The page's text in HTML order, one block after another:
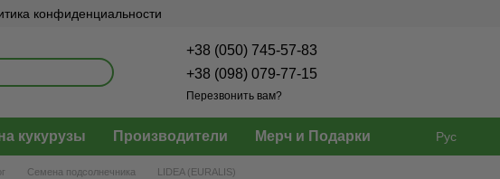
конфиденциальности
+38 (050) 745-57-83
+38 (098) 079-77-15
Перезвонить вам?
кукурузы Производители Мерч и Подарки Рус
Семена подсолнечника LIDEA (EURALIS)